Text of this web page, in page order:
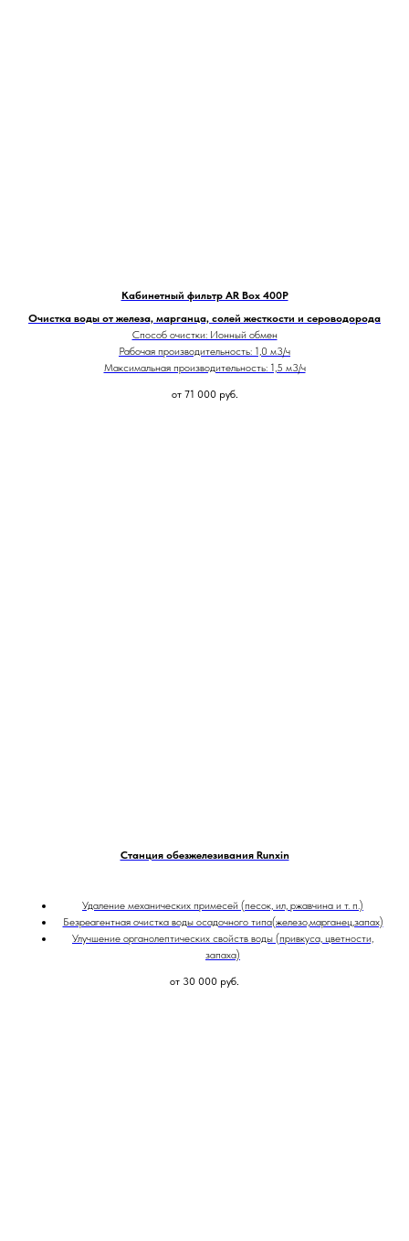
Кабинетный фильтр AR Box 400P
Очистка воды от железа, марганца, солей жесткости и сероводорода
Способ очистки: Ионный обмен
Рабочая производительность: 1,0 м3/ч
Максимальная производительность: 1,5 м3/ч
от 71 000 руб.
Станция обезжелезивания Runxin
Удаление механических примесей (песок, ил, ржавчина и т. п.)
Безреагентная очистка воды осадочного типа(железо,марганец,запах)
Улучшение органолептических свойств воды (привкуса, цветности,
запаха)
от 30 000 руб.